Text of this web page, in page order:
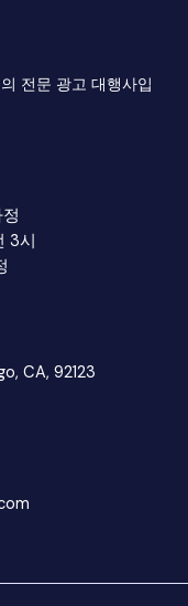
전문 광고 대행사입
3시
CA, 92123